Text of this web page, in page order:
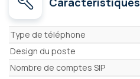
Caractéristiques
Type de téléphone
Design du poste
Nombre de comptes SIP